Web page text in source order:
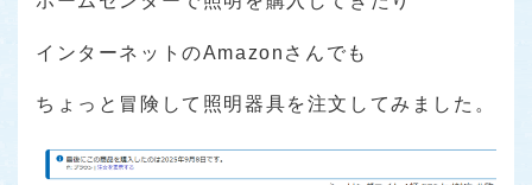
インターネットのAmazonさんでも
ちょっと冒険して照明器具を注文してみました。